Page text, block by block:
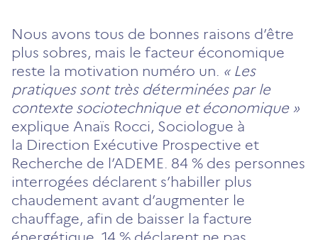
Nous avons tous de bonnes raisons d’être
plus sobres, mais le facteur économique
reste la motivation numéro un. « Les
pratiques sont très déterminées par le
contexte sociotechnique et économique »
explique Anaïs Rocci, Sociologue à
la Direction Exécutive Prospective et
Recherche de l’ADEME. 84 % des personnes
interrogées déclarent s’habiller plus
chaudement avant d’augmenter le
chauffage, afin de baisser la facture